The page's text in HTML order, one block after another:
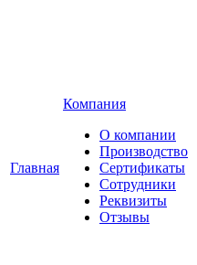
Главная
Компания
О компании
Производство
Сертификаты
Сотрудники
Реквизиты
Отзывы